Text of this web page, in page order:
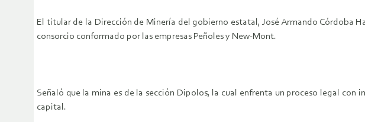
El titular de la Dirección de Minería del gobierno estatal, José Armando Córdoba
consorcio conformado por las empresas Peñoles y New-Mont.
Señaló que la mina es de la sección Dipolos, la cual enfrenta un proceso legal
capital.